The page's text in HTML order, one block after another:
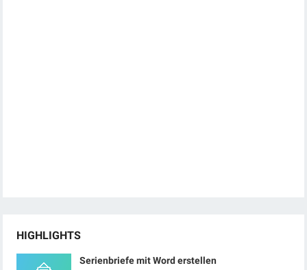
HIGHLIGHTS
Serienbriefe mit Word erstellen